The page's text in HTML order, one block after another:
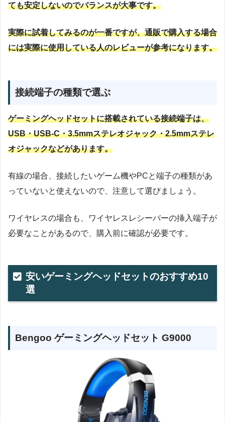
ても安定しないのでバランスが大事です。
実際に試着してみるのが一番ですが、通販で購入する場合
には実際に使用している人のレビューが参考になります。
接続端子の種類で選ぶ
ゲーミングヘッドセットに搭載されている接続端子は、
USB・USB-C・3.5mmステレオジャック・2.5mmステレ
オジャックなどがあります。
有線の場合、接続したいゲーム機やPCと端子の種類があ
っていないと使えないので、注意して選びましょう。
ワイヤレスの場合も、ワイヤレスレシーバーの挿入端子が
必要なことがあるので、購入前に確認が必要です。
安いゲーミングヘッドセットのおすすめ10
選
Bengoo ゲーミングヘッドセット ‎G9000